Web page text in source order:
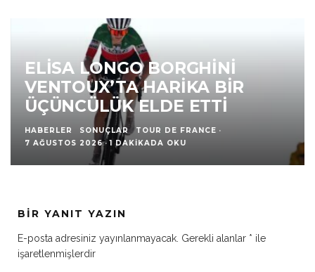
ELISA LONGO BORGHINI
VENTOUX’TA HARIKA BIR
ÜÇÜNCÜLÜK ELDE ETTI
HABERLER SONUÇLAR TOUR DE FRANCE ·
7 AĞUSTOS 2026 · 1 DAKIKADA OKU
BIR YANIT YAZIN
E-posta adresiniz yayınlanmayacak. Gerekli alanlar * ile
işaretlenmişlerdir